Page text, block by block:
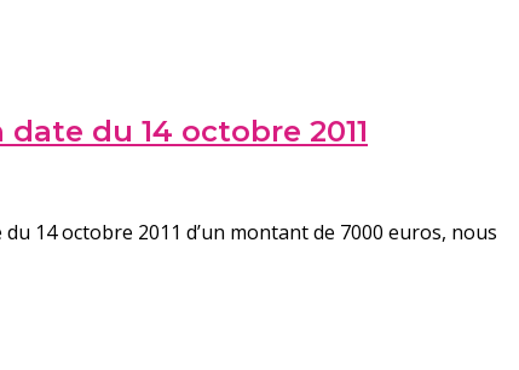
du 14 octobre 2011
14 octobre 2011 d’un montant de 7000 euros, nous